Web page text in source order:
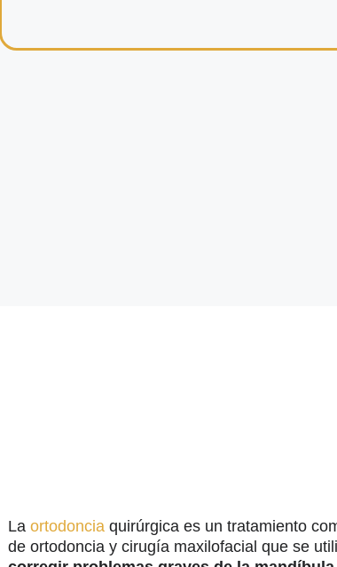
La ortodoncia quirúrgica es un tratamiento
de ortodoncia y cirugía maxilofacial que se